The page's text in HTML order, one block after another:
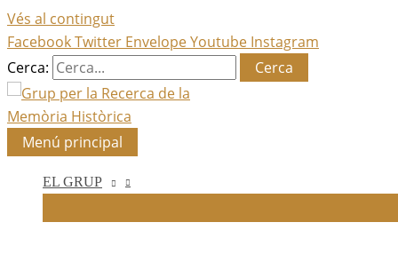
Vés al contingut
FacebookTwitter EnvelopeYoutube Instagram
Cerca:
Menú principal
EL GRUP